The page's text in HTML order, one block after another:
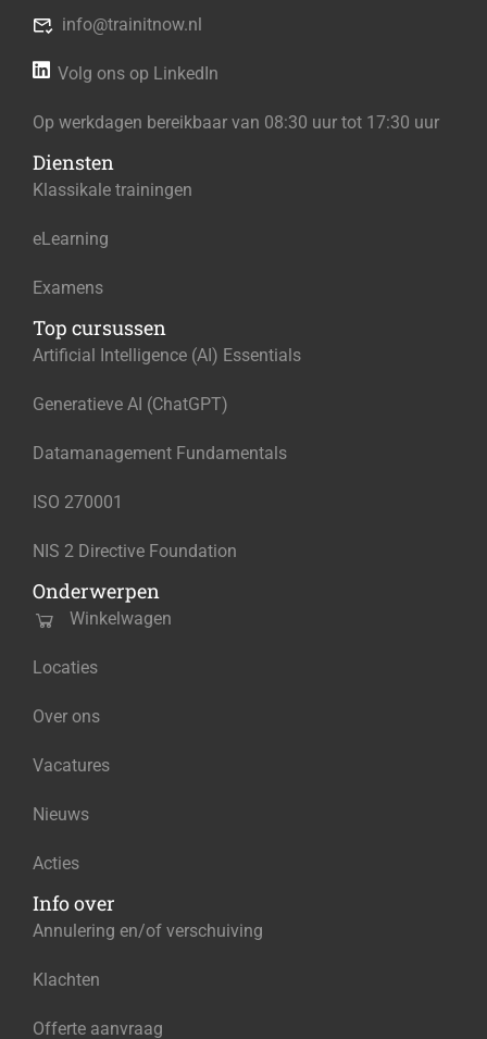
info@trainitnow.nl
Volg ons op LinkedIn
Op werkdagen bereikbaar van 08:30 uur tot 17:30 uur
Diensten
Klassikale trainingen
eLearning
Examens
Top cursussen
Artificial Intelligence (AI) Essentials
Generatieve AI (ChatGPT)
Datamanagement Fundamentals
ISO 270001
NIS 2 Directive Foundation
Onderwerpen
Winkelwagen
Locaties
Over ons
Vacatures
Nieuws
Acties
Info over
Annulering en/of verschuiving
Klachten
Offerte aanvraag